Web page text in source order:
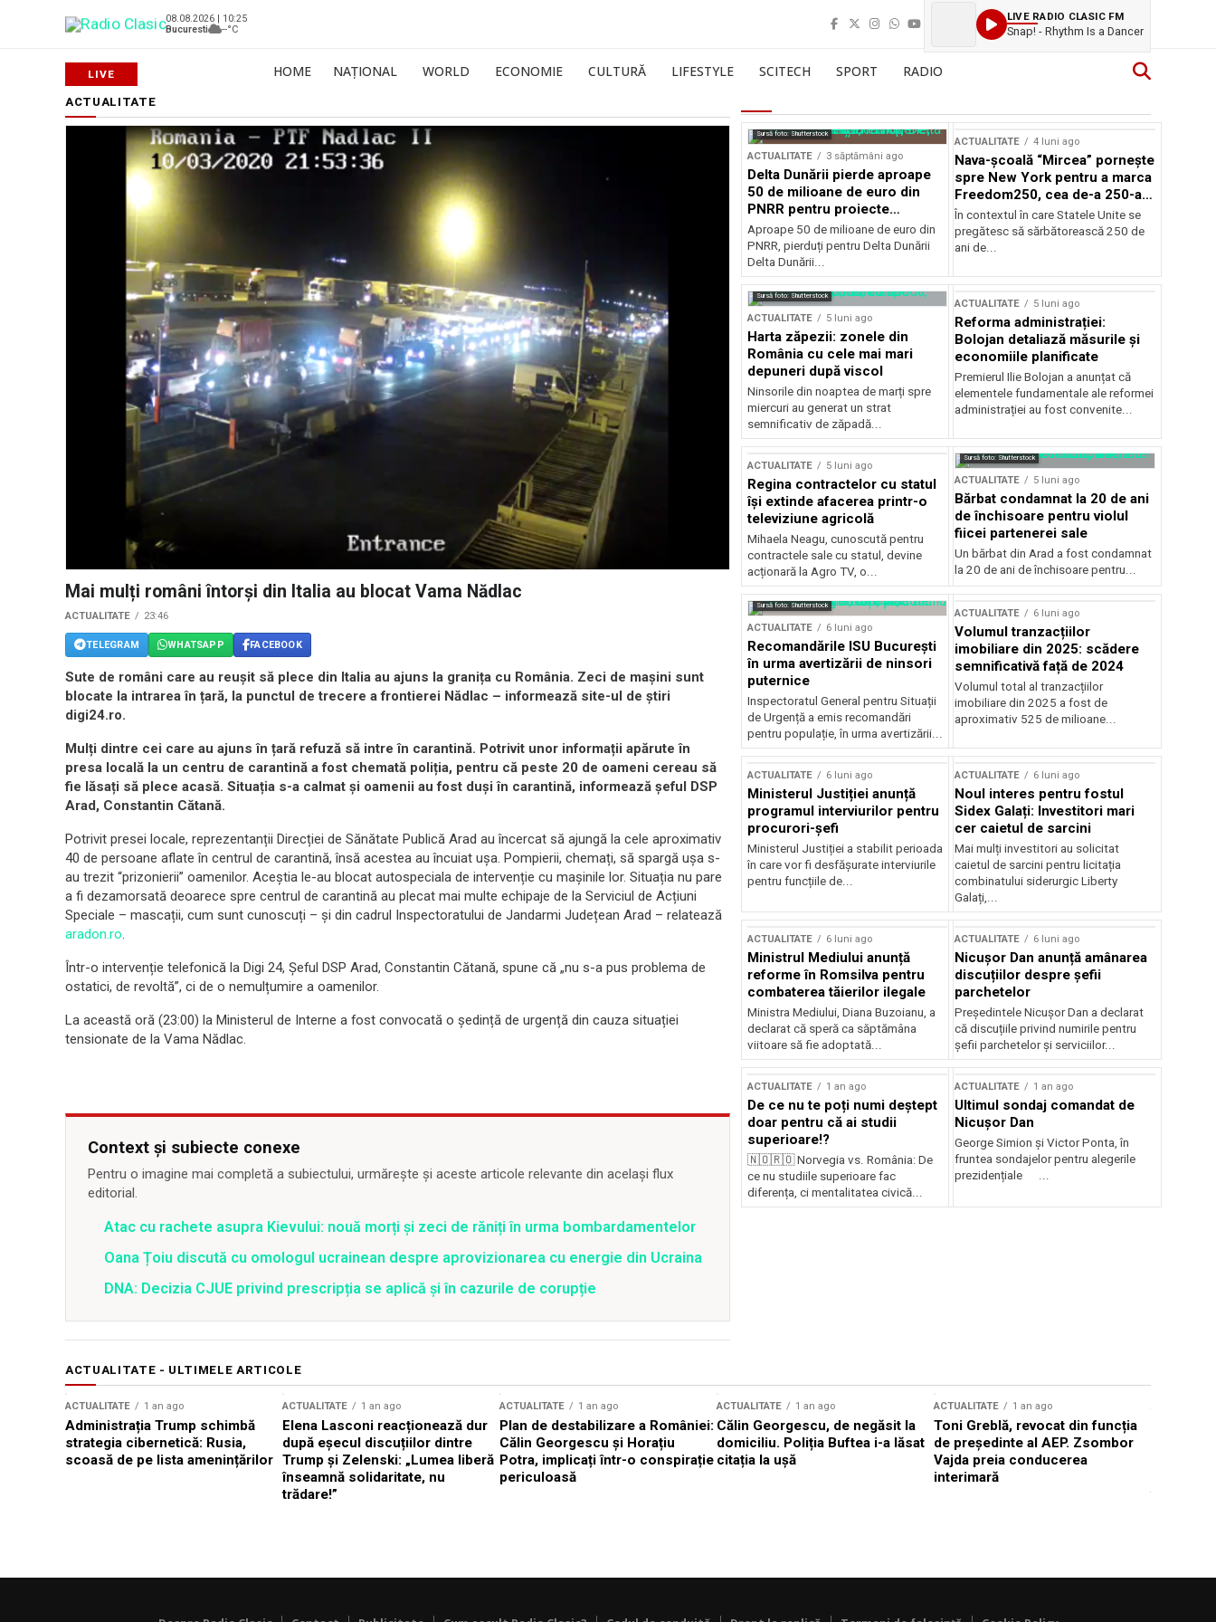
08.08.2026 | 10:25
Bucuresti
--°C
LIVE RADIO CLASIC FM
Snap! - Rhythm Is a Dancer
HOME NAȚIONAL WORLD ECONOMIE CULTURĂ LIFESTYLE SCITECH SPORT RADIO
ACTUALITATE
Mai mulți români întorși din Italia au blocat Vama Nădlac
ACTUALITATE 23:46
TELEGRAM WHATSAPP FACEBOOK
Sute de români care au reușit să plece din Italia au ajuns la granița cu România. Zeci de mașini sunt
blocate la intrarea în țară, la punctul de trecere a frontierei Nădlac – informează site-ul de știri
digi24.ro.
Mulți dintre cei care au ajuns în țară refuză să intre în carantină. Potrivit unor informații apărute în
presa locală la un centru de carantină a fost chemată poliția, pentru că peste 20 de oameni cereau să
fie lăsați să plece acasă. Situația s-a calmat și oamenii au fost duși în carantină, informează șeful DSP
Arad, Constantin Cătană.
Potrivit presei locale, reprezentanții Direcției de Sănătate Publică Arad au încercat să ajungă la cele aproximativ
40 de persoane aflate în centrul de carantină, însă acestea au încuiat ușa. Pompierii, chemați, să spargă ușa s-
au trezit “prizonierii” oamenilor. Aceștia le-au blocat autospeciala de intervenție cu mașinile lor. Situația nu pare
a fi dezamorsată deoarece spre centrul de carantină au plecat mai multe echipaje de la Serviciul de Acțiuni
Speciale – mascații, cum sunt cunoscuți – și din cadrul Inspectoratului de Jandarmi Județean Arad – relatează
aradon.ro.
Într-o intervenție telefonică la Digi 24, Șeful DSP Arad, Constantin Cătană, spune că „nu s-a pus problema de
ostatici, de revoltă”, ci de o nemulțumire a oamenilor.
La această oră (23:00) la Ministerul de Interne a fost convocată o ședință de urgență din cauza situației
tensionate de la Vama Nădlac.
Context și subiecte conexe
Pentru o imagine mai completă a subiectului, urmărește și aceste articole relevante din același flux
editorial.
Atac cu rachete asupra Kievului: nouă morți și zeci de răniți în urma bombardamentelor
Oana Țoiu discută cu omologul ucrainean despre aprovizionarea cu energie din Ucraina
DNA: Decizia CJUE privind prescripția se aplică și în cazurile de corupție
Sursă foto: Shutterstock
ACTUALITATE 3 săptămâni ago
Delta Dunării pierde aproape
50 de milioane de euro din
PNRR pentru proiecte
esențiale
Aproape 50 de milioane de euro din
PNRR, pierduți pentru Delta Dunării
Delta Dunării...
ACTUALITATE 4 luni ago
Nava-școală “Mircea” pornește
spre New York pentru a marca
Freedom250, cea de-a 250-a
aniversare a Statelor Unite
În contextul în care Statele Unite se
pregătesc să sărbătorească 250 de
ani de...
Sursă foto: Shutterstock
ACTUALITATE 5 luni ago
Harta zăpezii: zonele din
România cu cele mai mari
depuneri după viscol
Ninsorile din noaptea de marți spre
miercuri au generat un strat
semnificativ de zăpadă...
ACTUALITATE 5 luni ago
Reforma administrației:
Bolojan detaliază măsurile și
economiile planificate
Premierul Ilie Bolojan a anunțat că
elementele fundamentale ale reformei
administrației au fost convenite...
ACTUALITATE 5 luni ago
Regina contractelor cu statul
își extinde afacerea printr-o
televiziune agricolă
Mihaela Neagu, cunoscută pentru
contractele sale cu statul, devine
acționară la Agro TV, o...
Sursă foto: Shutterstock
ACTUALITATE 5 luni ago
Bărbat condamnat la 20 de ani
de închisoare pentru violul
fiicei partenerei sale
Un bărbat din Arad a fost condamnat
la 20 de ani de închisoare pentru...
Sursă foto: Shutterstock
ACTUALITATE 6 luni ago
Recomandările ISU București
în urma avertizării de ninsori
puternice
Inspectoratul General pentru Situații
de Urgență a emis recomandări
pentru populație, în urma avertizării...
ACTUALITATE 6 luni ago
Volumul tranzacțiilor
imobiliare din 2025: scădere
semnificativă față de 2024
Volumul total al tranzacțiilor
imobiliare din 2025 a fost de
aproximativ 525 de milioane...
ACTUALITATE 6 luni ago
Ministerul Justiției anunță
programul interviurilor pentru
procurori-șefi
Ministerul Justiției a stabilit perioada
în care vor fi desfășurate interviurile
pentru funcțiile de...
ACTUALITATE 6 luni ago
Noul interes pentru fostul
Sidex Galați: Investitori mari
cer caietul de sarcini
Mai mulți investitori au solicitat
caietul de sarcini pentru licitația
combinatului siderurgic Liberty
Galați,...
ACTUALITATE 6 luni ago
Ministrul Mediului anunță
reforme în Romsilva pentru
combaterea tăierilor ilegale
Ministra Mediului, Diana Buzoianu, a
declarat că speră ca săptămâna
viitoare să fie adoptată...
ACTUALITATE 6 luni ago
Nicușor Dan anunță amânarea
discuțiilor despre șefii
parchetelor
Președintele Nicușor Dan a declarat
că discuțiile privind numirile pentru
șefii parchetelor și serviciilor...
ACTUALITATE 1 an ago
De ce nu te poți numi deștept
doar pentru că ai studii
superioare!?
🇳🇴🇷🇴 Norvegia vs. România: De
ce nu studiile superioare fac
diferența, ci mentalitatea civică...
ACTUALITATE 1 an ago
Ultimul sondaj comandat de
Nicușor Dan
George Simion și Victor Ponta, în
fruntea sondajelor pentru alegerile
prezidențiale ...
ACTUALITATE - ULTIMELE ARTICOLE
ACTUALITATE 1 an ago
Administrația Trump schimbă
strategia cibernetică: Rusia,
scoasă de pe lista amenințărilor
ACTUALITATE 1 an ago
Elena Lasconi reacționează dur
după eșecul discuțiilor dintre
Trump și Zelenski: „Lumea liberă
înseamnă solidaritate, nu
trădare!”
ACTUALITATE 1 an ago
Plan de destabilizare a României:
Călin Georgescu și Horațiu
Potra, implicați într-o conspirație
periculoasă
ACTUALITATE 1 an ago
Călin Georgescu, de negăsit la
domiciliu. Poliția Buftea i-a lăsat
citația la ușă
ACTUALITATE 1 an ago
Toni Greblă, revocat din funcția
de președinte al AEP. Zsombor
Vajda preia conducerea
interimară